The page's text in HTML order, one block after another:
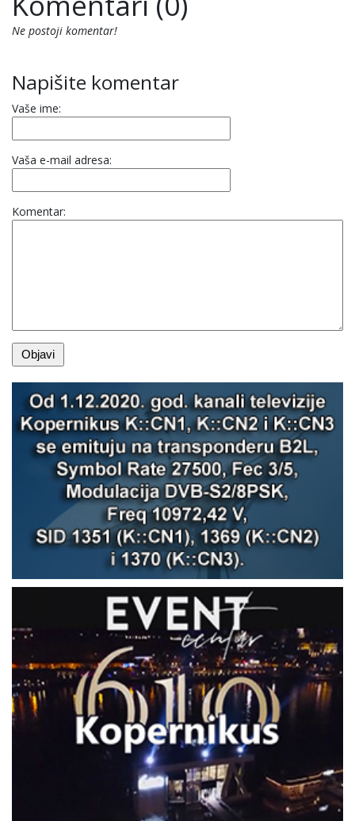
Ne postoji komentar!
Napišite komentar
Vaše ime:
Vaša e-mail adresa:
Komentar: